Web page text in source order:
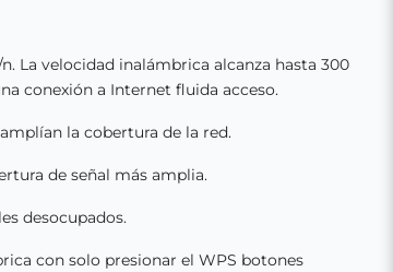
La velocidad inalámbrica alcanza hasta 300
conexión a Internet fluida acceso.
la cobertura de la red.
de señal más amplia.
desocupados.
con solo presionar el WPS botones